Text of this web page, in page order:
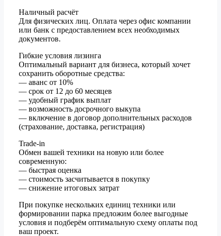
Наличный расчёт
Для физических лиц. Оплата через офис компании
или банк с предоставлением всех необходимых
документов.
Гибкие условия лизинга
Оптимальный вариант для бизнеса, который хочет
сохранить оборотные средства:
— аванс от 10%
— срок от 12 до 60 месяцев
— удобный график выплат
— возможность досрочного выкупа
— включение в договор дополнительных расходов
(страхование, доставка, регистрация)
Trade-in
Обмен вашей техники на новую или более
современную:
— быстрая оценка
— стоимость засчитывается в покупку
— снижение итоговых затрат
При покупке нескольких единиц техники или
формировании парка предложим более выгодные
условия и подберём оптимальную схему оплаты под
ваш проект.